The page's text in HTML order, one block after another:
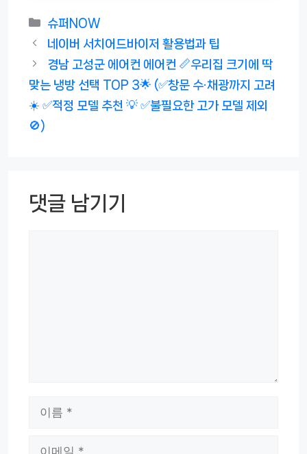
카
테
리
슈퍼NOW
네이버 서치어드바이저 활용법과 팁
경남 고성군 에어컨 에어컨 📏우리집 크기에 딱
맞는 냉방 선택 TOP 3🌟 (✅창문 수·채광까지 고려
☀️ ✅적정 모델 추천 💡 ✅불필요한 고가 모델 제외
🚫)
댓글 남기기